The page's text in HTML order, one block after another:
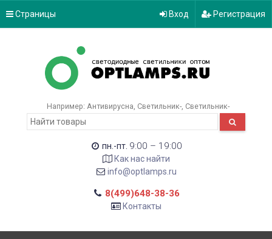
Страницы Вход Регистрация
Например: Антивирусна Светильник- Светильник-
пн.-пт. 9:00 – 19:00
Как нас найти
info@optlamps.ru
8(499)648-38-36
Контакты